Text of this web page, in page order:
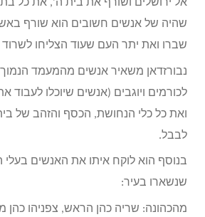
אל ירושלים ושורף את בית ה’, את כל
שהיה של אנשים חשובים הוא שורף
שברו ואת יתר העם שעוד הצליחו
נבורזדאן משאיר אנשים מהמעמד
לכורמים ויוגבים (אנשים שיוכלו
ואת כל כלי הנחושת, הכסף והזהב של
לבבל.
בנוסף הוא לוקח איתו את האנשים
שנשארו בעיר:
מהכהונה: שריה כהן הראש, צפניהו כהן